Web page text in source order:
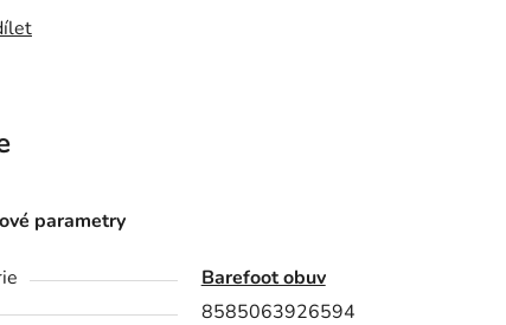
parametry
Barefoot obuv
8585063926594